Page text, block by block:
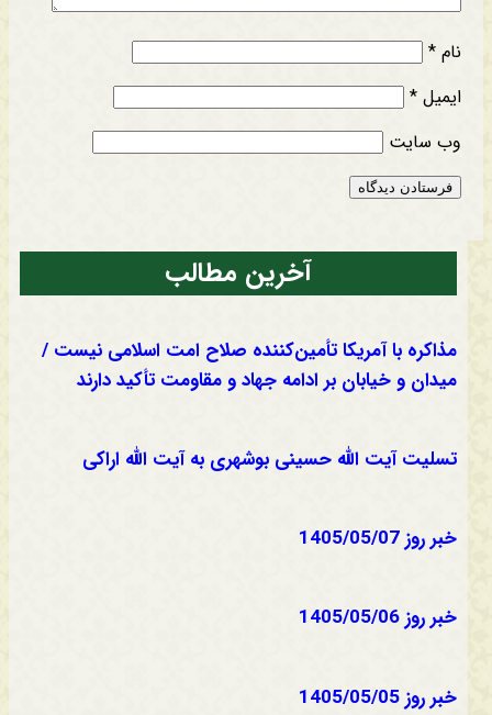
نام *
ایمیل *
وب‌ سایت
آخرین مطالب
مذاکره با آمریکا تأمین‌کننده صلاح امت اسلامی نیست /
میدان و خیابان بر ادامه جهاد و مقاومت تأکید دارند
تسلیت آیت الله حسینی بوشهری به آیت الله اراکی
خبر روز 1405/05/07
خبر روز 1405/05/06
خبر روز 1405/05/05